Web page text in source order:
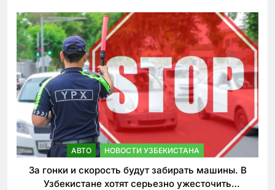
АВТО НОВОСТИ УЗБЕКИСТАНА
За гонки и скорость будут забирать машины. В
Узбекистане хотят серьезно ужесточить